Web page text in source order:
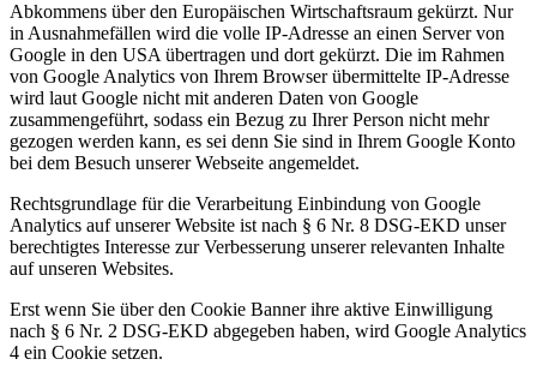
Abkommens über den Europäischen Wirtschaftsraum gekürzt. Nur
in Ausnahmefällen wird die volle IP-Adresse an einen Server von
Google in den USA übertragen und dort gekürzt. Die im Rahmen
von Google Analytics von Ihrem Browser übermittelte IP-Adresse
wird laut Google nicht mit anderen Daten von Google
zusammengeführt, sodass ein Bezug zu Ihrer Person nicht mehr
gezogen werden kann, es sei denn Sie sind in Ihrem Google Konto
bei dem Besuch unserer Webseite angemeldet.
Rechtsgrundlage für die Verarbeitung Einbindung von Google
Analytics auf unserer Website ist nach § 6 Nr. 8 DSG-EKD unser
berechtigtes Interesse zur Verbesserung unserer relevanten Inhalte
auf unseren Websites.
Erst wenn Sie über den Cookie Banner ihre aktive Einwilligung
nach § 6 Nr. 2 DSG-EKD abgegeben haben, wird Google Analytics
4 ein Cookie setzen.